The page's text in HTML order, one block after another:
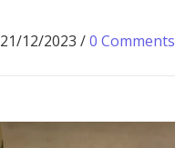
21/12/2023 /0 Comments